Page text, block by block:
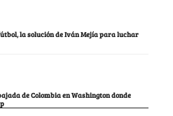
la solución de Iván Mejía para luchar
de Colombia en Washington donde